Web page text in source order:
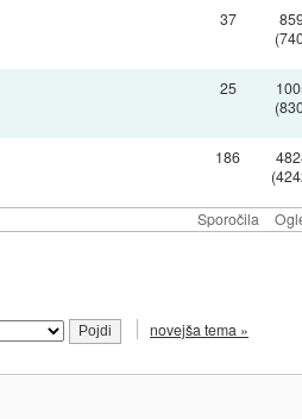
Sporočila
37
25
186
novejša tema »